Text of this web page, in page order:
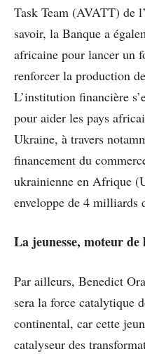
Task Team (AVATT) de
savoir, la Banque a
africaine pour lancer un
renforcer la production
L’institution financière
pour aider les pays
Ukraine, à travers
financement du
ukrainienne en Afrique
enveloppe de 4 milliards
La jeunesse, moteur
Par ailleurs, Benedict
sera la force catalytique
continental, car cette
catalyseur des